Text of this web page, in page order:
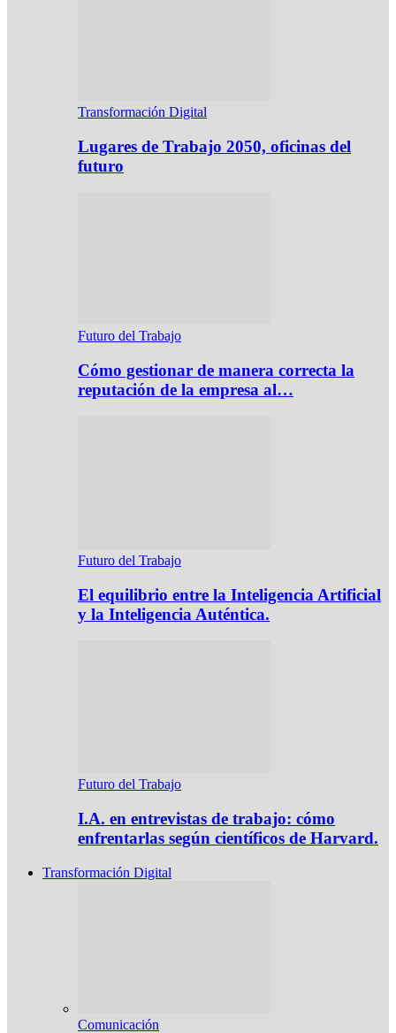
Transformación Digital
Lugares de Trabajo 2050, oficinas del
futuro
Futuro del Trabajo
Cómo gestionar de manera correcta la
reputación de la empresa al…
Futuro del Trabajo
El equilibrio entre la Inteligencia Artificial
y la Inteligencia Auténtica.
Futuro del Trabajo
I.A. en entrevistas de trabajo: cómo
enfrentarlas según científicos de Harvard.
Transformación Digital
Comunicación